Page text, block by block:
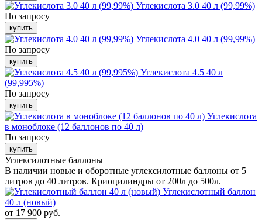
Углекислота 3.0 40 л (99,99%)
По запросу
купить
Углекислота 4.0 40 л (99,99%)
По запросу
купить
Углекислота 4.5 40 л
(99,995%)
По запросу
купить
Углекислота
в моноблоке (12 баллонов по 40 л)
По запросу
купить
Углексилотные баллоны
В наличии новые и оборотные углексилотные баллоны от 5
литров до 40 литров. Криоцилиндры от 200л до 500л.
Углекислотный баллон
40 л (новый)
от 17 900 руб.